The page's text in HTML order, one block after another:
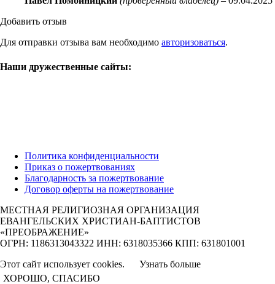
Добавить отзыв
Для отправки отзыва вам необходимо авторизоваться.
Наши дружественные сайты:
Политика конфиденциальности
Приказ о пожертвованиях
Благодарность за пожертвование
Договор оферты на пожертвование
МЕСТНАЯ РЕЛИГИОЗНАЯ ОРГАНИЗАЦИЯ
ЕВАНГЕЛЬСКИХ ХРИСТИАН-БАПТИСТОВ
«ПРЕОБРАЖЕНИЕ»
ОГРН: 1186313043322 ИНН: 6318035366 КПП: 631801001
Этот сайт использует cookies.
Узнать больше
ХОРОШО, СПАСИБО